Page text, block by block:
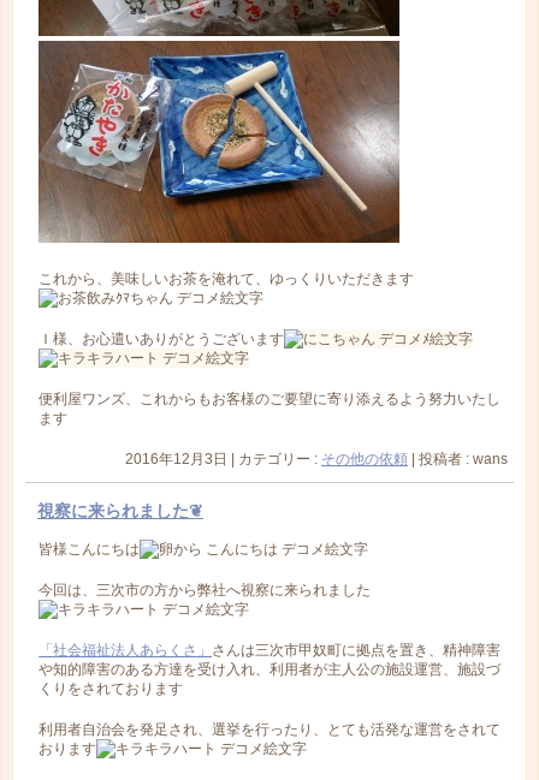
これから、美味しいお茶を淹れて、ゆっくりいただきます
Ｉ様、お心遣いありがとうございます
便利屋ワンズ、これからもお客様のご要望に寄り添えるよう努力いたし
ます
2016年12月3日 カテゴリー : その他の依頼 投稿者 : wans
視察に来られました❦
皆様こんにちは
今回は、三次市の方から弊社へ視察に来られました
「社会福祉法人あらくさ」 さんは三次市甲奴町に拠点を置き、精神障害
や知的障害のある方達を受け入れ、利用者が主人公の施設運営、施設づ
くりをされております
利用者自治会を発足され、選挙を行ったり、とても活発な運営をされて
おります